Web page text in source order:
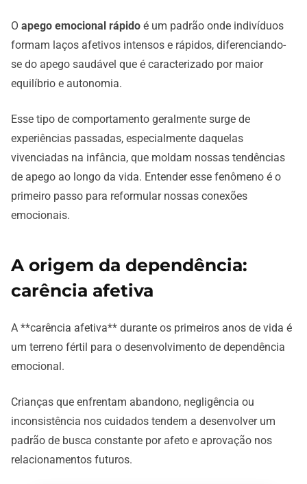
O apego emocional rápido é um padrão onde indivíduos
formam laços afetivos intensos e rápidos, diferenciando-
se do apego saudável que é caracterizado por maior
equilíbrio e autonomia.
Esse tipo de comportamento geralmente surge de
experiências passadas, especialmente daquelas
vivenciadas na infância, que moldam nossas tendências
de apego ao longo da vida. Entender esse fenômeno é o
primeiro passo para reformular nossas conexões
emocionais.
A origem da dependência:
carência afetiva
A **carência afetiva** durante os primeiros anos de vida é
um terreno fértil para o desenvolvimento de dependência
emocional.
Crianças que enfrentam abandono, negligência ou
inconsistência nos cuidados tendem a desenvolver um
padrão de busca constante por afeto e aprovação nos
relacionamentos futuros.